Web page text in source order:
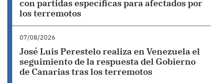
con partidas específicas para afectados por
los terremotos
07/08/2026
José Luis Perestelo realiza en Venezuela el
seguimiento de la respuesta del Gobierno
de Canarias tras los terremotos